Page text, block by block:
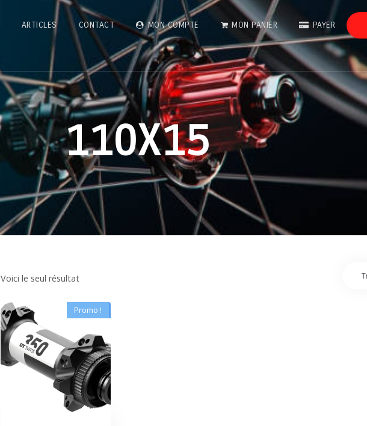
ARTICLES CONTACT MON COMPTE MON PANIER PAYER
110X15
Voici le seul résultat
Promo !